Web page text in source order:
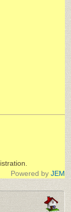
Powered by JEM